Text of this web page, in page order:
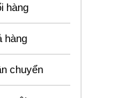
hàng
hàng
chuyển